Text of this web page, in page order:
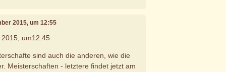
2015, um 12:55
um12:45
sind auch die anderen, wie die
Meisterschaften - letztere findet jetzt am